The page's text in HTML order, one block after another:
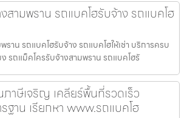
สามพราน รถแบคโฮรับจ้าง รถแบคโฮ
ราน รถแบคโฮรับจ้าง รถแบคโฮให้เช่า บริการครบ
รถแม็คโครรับจ้างสามพราน รถแบคโฮรั
าษีเจริญ เคลียร์พื้นที่รวดเร็ว
ฐาน เรียกหา www.รถแบคโฮ